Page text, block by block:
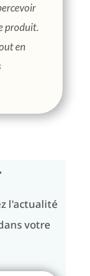
produit.
en
l'actualité
votre